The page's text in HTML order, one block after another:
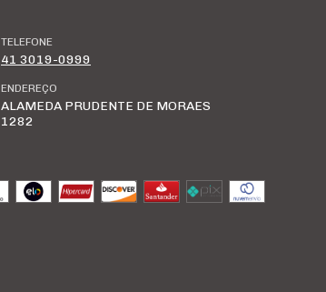
TELEFONE
41 3019-0999
ENDEREÇO
ALAMEDA PRUDENTE DE MORAES
1282